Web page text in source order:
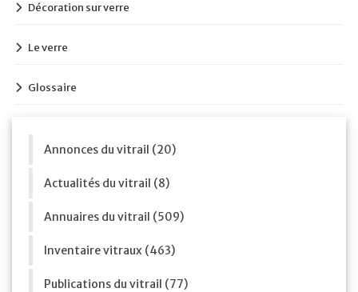
Décoration sur verre
Le verre
Glossaire
Annonces du vitrail (20)
Actualités du vitrail (8)
Annuaires du vitrail (509)
Inventaire vitraux (463)
Publications du vitrail (77)